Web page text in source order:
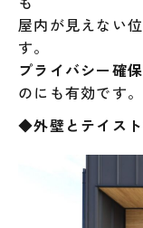
屋内が見えない
す。
プライバシー確
のにも有効です。
◆外壁とテイス